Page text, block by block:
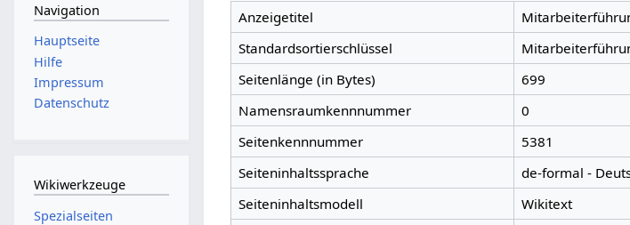
Anzeigetitel
Standardsortierschlüssel
Seitenlänge (in Bytes)
699
Namensraumkennnummer
0
Seitenkennnummer
5381
Seiteninhaltssprache
de-formal -
Seiteninhaltsmodell
Wikitext
Navigation
Hauptseite
Hilfe
Impressum
Datenschutz
Wikiwerkzeuge
Spezialseiten